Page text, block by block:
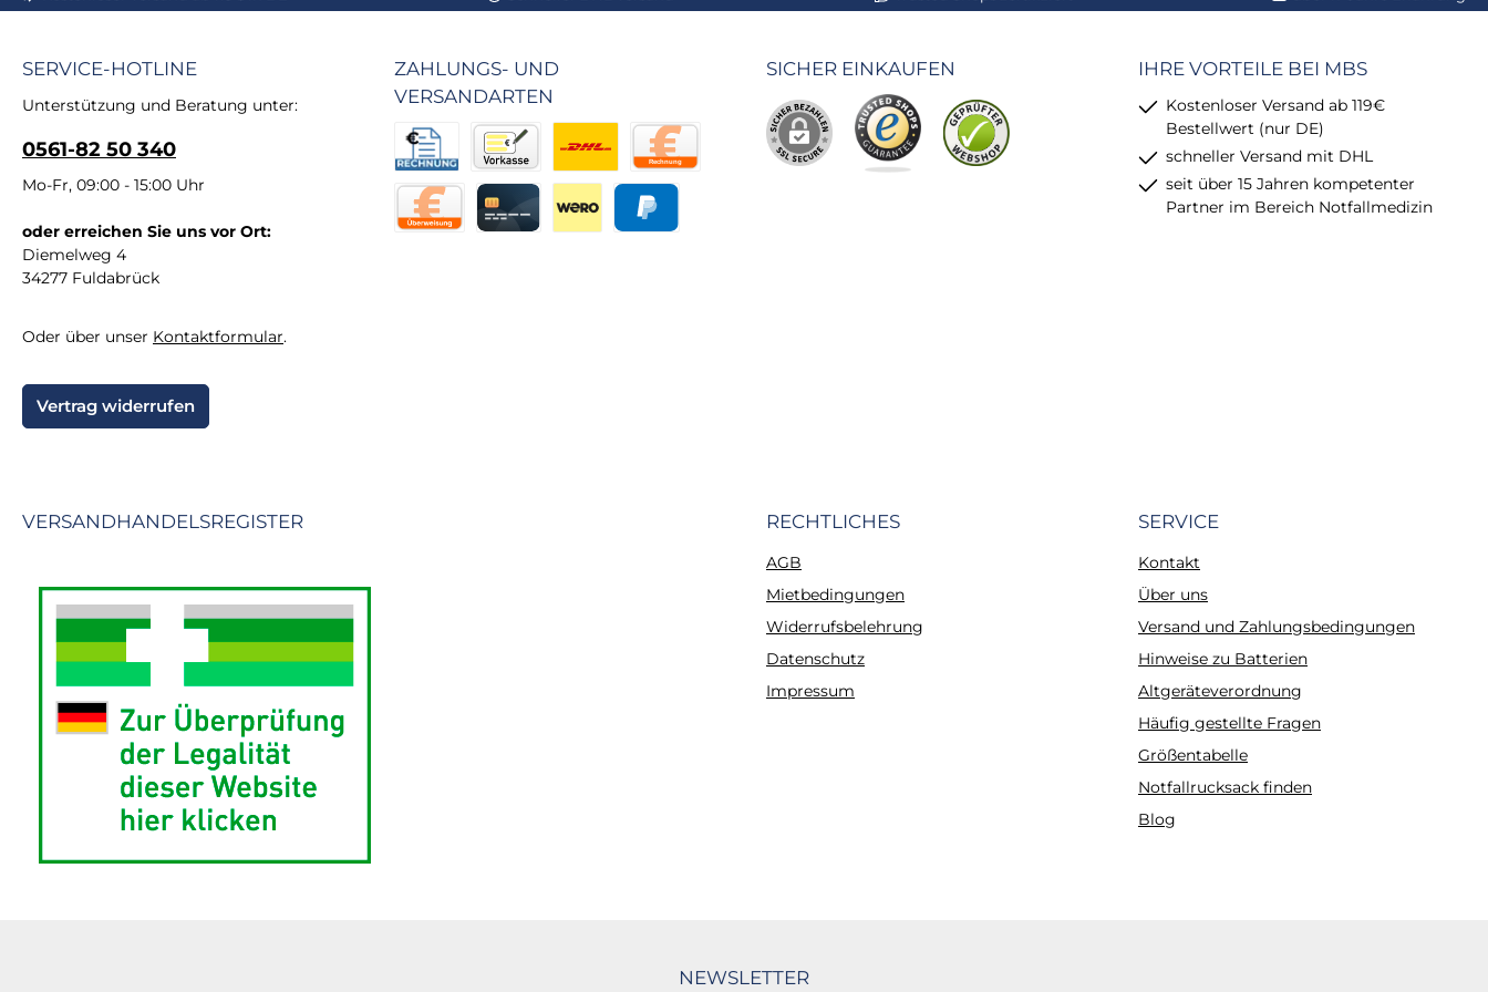
SERVICE-HOTLINE
Unterstützung und Beratung unter:
0561-82 50 340
Mo-Fr, 09:00 - 15:00 Uhr
oder erreichen Sie uns vor Ort:
Diemelweg 4
34277 Fuldabrück
Oder über unser Kontaktformular.
Vertrag widerrufen
ZAHLUNGS- UND
VERSANDARTEN
Rechnung
Rechnung für Behörden
Vorkasse Benutzerdefiniertes Bild 2
VERSANDHANDELSREGISTER
SICHER EINKAUFEN IHRE VORTEILE BEI MBS
Kostenloser Versand ab 119€
Bestellwert (nur DE)
schneller Versand mit DHL
seit über 15 Jahren kompetenter
Partner im Bereich Notfallmedizin
RECHTLICHES
AGB
Mietbedingungen
Widerrufsbelehrung
Datenschutz
Impressum
SERVICE
Kontakt
Über uns
Versand und Zahlungsbedingungen
Hinweise zu Batterien
Altgeräteverordnung
Häufig gestellte Fragen
Größentabelle
Notfallrucksack finden
Blog
NEWSLETTER